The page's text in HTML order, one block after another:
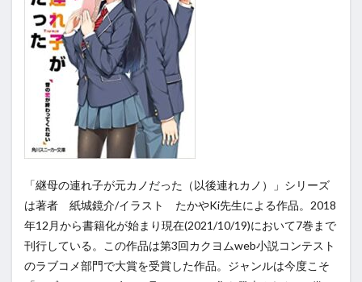
「継母の連れ子が元カノだった（以後連れカノ）」シリーズ
は著者 紙城鏡介/イラスト たかやKi先生による作品。2018
年12月から書籍化が始まり現在(2021/10/19)において7巻まで
刊行している。この作品は第3回カクヨムweb小説コンテスト
のラブコメ部門で大賞を受賞した作品。ジャンルは今度こそ